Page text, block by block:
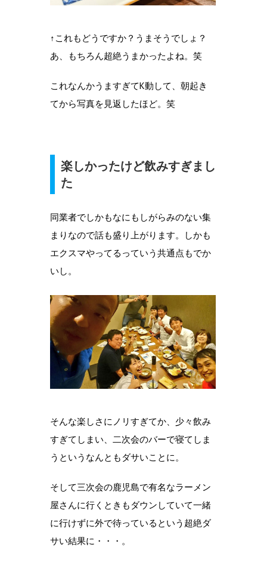
↑これもどうですか？うまそうでしょ？
あ、もちろん超絶うまかったよね。笑
これなんかうますぎてK動して、朝起き
てから写真を見返したほど。笑
楽しかったけど飲みすぎまし
た
同業者でしかもなにもしがらみのない集
まりなので話も盛り上がります。しかも
エクスマやってるっていう共通点もでか
いし。
そんな楽しさにノリすぎてか、少々飲み
すぎてしまい、二次会のバーで寝てしま
うというなんともダサいことに。
そして三次会の鹿児島で有名なラーメン
屋さんに行くときもダウンしていて一緒
に行けずに外で待っているという超絶ダ
サい結果に・・・。